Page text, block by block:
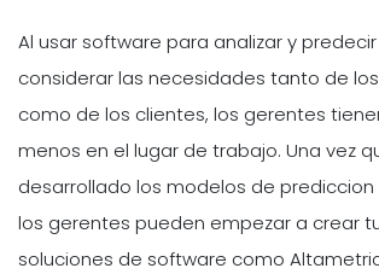
Al usar software para analizar y
considerar las necesidades tanto de
como de los clientes, los gerentes
menos en el lugar de trabajo. Una vez
desarrollado los modelos de
los gerentes pueden empezar a crear
soluciones de software como